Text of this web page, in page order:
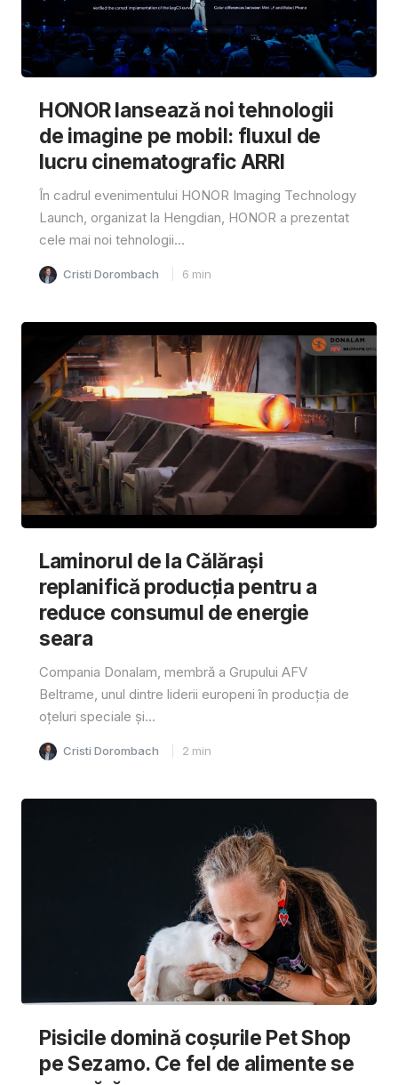
HONOR lansează noi tehnologii
de imagine pe mobil: fluxul de
lucru cinematografic ARRI
În cadrul evenimentului HONOR Imaging Technology
Launch, organizat la Hengdian, HONOR a prezentat
cele mai noi tehnologii...
Cristi Dorombach 6 min
Laminorul de la Călărași
replanifică producția pentru a
reduce consumul de energie
seara
Compania Donalam, membră a Grupului AFV
Beltrame, unul dintre liderii europeni în producția de
oțeluri speciale și...
Cristi Dorombach 2 min
Pisicile domină coșurile Pet Shop
pe Sezamo. Ce fel de alimente se